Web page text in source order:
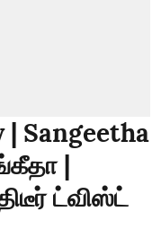
Sangeetha
|
ட்விஸ்ட்